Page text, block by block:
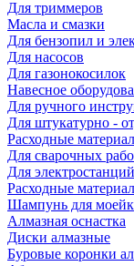
Для триммеров
Масла и смазки
Для бензопил и
Для насосов
Для газонокосилок
Навесное
Для ручного
Для штукатурно -
Расходные
Для сварочных
Для электростанций
Расходные
Шампунь для моейк
Алмазная оснастка
Диски алмазные
Буровые коронки